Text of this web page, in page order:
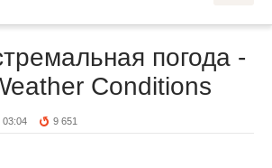
погода -
Conditions
03:04 9 651